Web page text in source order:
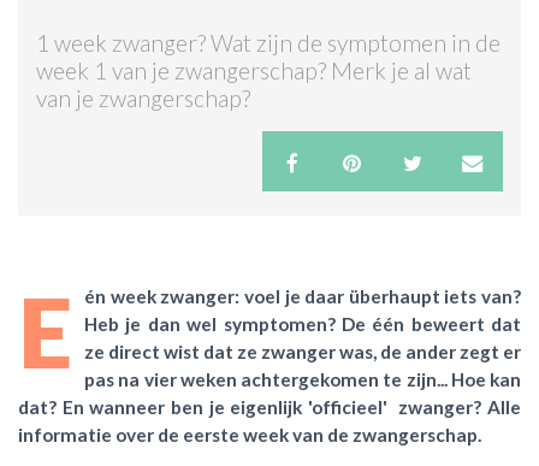
SHOPS
ACTIES & KORTING
1 week zwanger? Wat zijn de symptomen in de
week 1 van je zwangerschap? Merk je al wat
van je zwangerschap?
E
én week zwanger: voel je daar überhaupt iets van?
Heb je dan wel symptomen? De één beweert dat
ze direct wist dat ze zwanger was, de ander zegt er
pas na vier weken achtergekomen te zijn... Hoe kan
dat? En wanneer ben je eigenlijk 'officieel' zwanger? Alle
informatie over de eerste week van de zwangerschap.